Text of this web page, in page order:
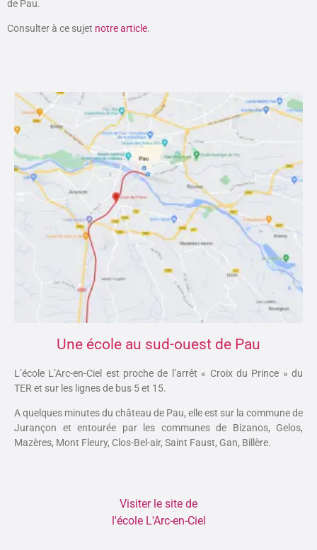
de Pau.
Consulter à ce sujet notre article.
Une école au sud-ouest de Pau
L’école L’Arc-en-Ciel est proche de l’arrêt « Croix du Prince » du
TER et sur les lignes de bus 5 et 15.
A quelques minutes du château de Pau, elle est sur la commune de
Jurançon et entourée par les communes de Bizanos, Gelos,
Mazères, Mont Fleury, Clos-Bel-air, Saint Faust, Gan, Billère.
Visiter le site de
l'école L'Arc-en-Ciel